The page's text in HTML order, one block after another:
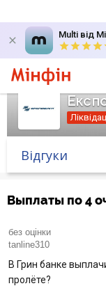
Multi від
Банк у новинах
Курс валют у
Відгуки
Выплаты по 4
без оцінки
tanline310
В Грин банке
пролёте?